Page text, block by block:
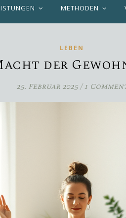
METHODEN
LEBEN
der
25. Februar 2025/ 1